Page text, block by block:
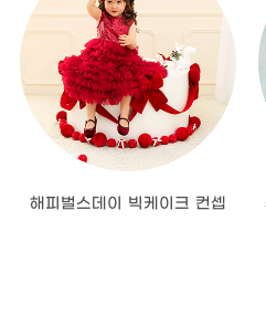
해피벌스데이 빅케이크 컨셉